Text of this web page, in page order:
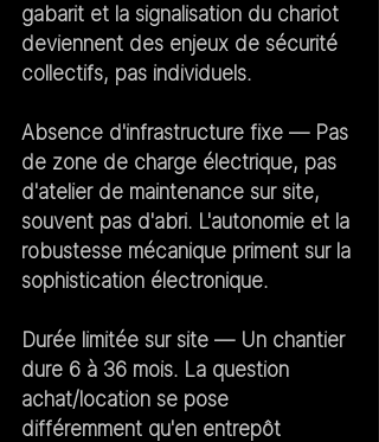
gabarit et la signalisation du chariot
deviennent des enjeux de sécurité
collectifs, pas individuels.
Absence d'infrastructure fixe — Pas
de zone de charge électrique, pas
d'atelier de maintenance sur site,
souvent pas d'abri. L'autonomie et la
robustesse mécanique priment sur la
sophistication électronique.
Durée limitée sur site — Un chantier
dure 6 à 36 mois. La question
achat/location se pose
différemment qu'en entrepôt